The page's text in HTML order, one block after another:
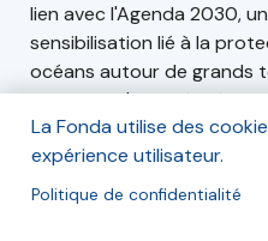
lien avec l'Agenda 2030,
sensibilisation lié à la
océans autour de grands
le format d'un ciné-débat.
Informations
La Fonda utilise des
expérience utilisateur.
Politique de confidentialité